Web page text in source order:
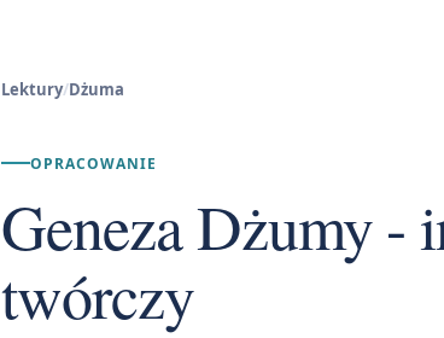
Lektury/Dżuma
OPRACOWANIE
Geneza Dżumy -
twórczy